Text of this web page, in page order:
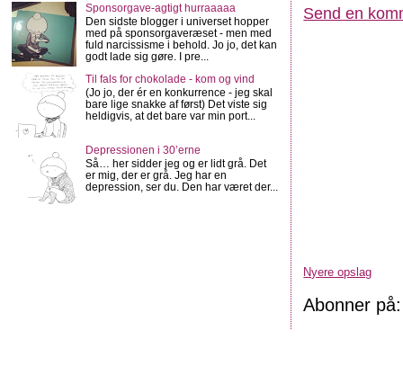
Send en
Nyere opslag
Abonner
Sponsorgave-agtigt hurraaaaa
Den sidste blogger i universet hopper
med på sponsorgaveræset - men med
fuld narcissisme i behold. Jo jo, det kan
godt lade sig gøre. I pre...
Til fals for chokolade - kom og vind
(Jo jo, der ér en konkurrence - jeg skal
bare lige snakke af først) Det viste sig
heldigvis, at det bare var min port...
Depressionen i 30’erne
Så… her sidder jeg og er lidt grå. Det
er mig, der er grå. Jeg har en
depression, ser du. Den har været der...